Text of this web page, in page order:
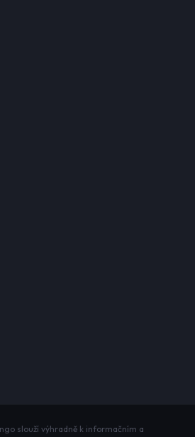
slouží výhradně k informačním a